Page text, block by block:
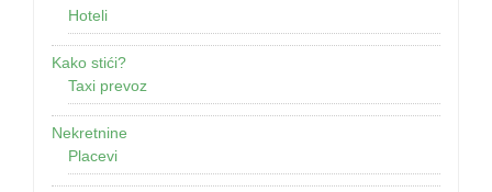
Hoteli
Kako stići?
Taxi prevoz
Nekretnine
Placevi